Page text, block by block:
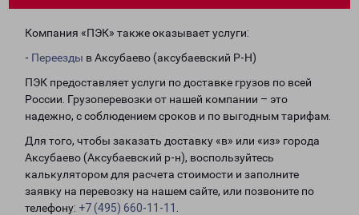
Компания «ПЭК» также оказывает услуги:
- Переезды в Аксубаево (аксубаевский Р-Н)
ПЭК предоставляет услуги по доставке грузов по всей
России. Грузоперевозки от нашей компании – это
надежно, с соблюдением сроков и по выгодным тарифам.
Для того, чтобы заказать доставку «в» или «из» города
Аксубаево (Аксубаевский р-н), воспользуйтесь
калькулятором для расчета стоимости и заполните
заявку на перевозку на нашем сайте, или позвоните по
телефону: +7 (495) 660-11-11